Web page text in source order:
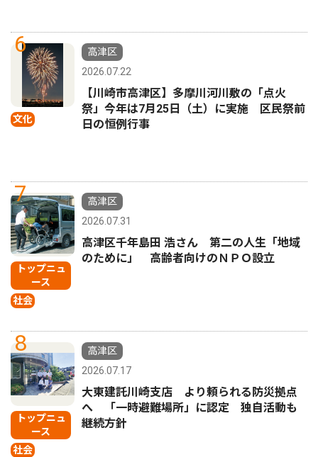
6
文化
高津区
2026.07.22
【川崎市高津区】多摩川河川敷の「点火
祭」今年は7月25日（土）に実施 区民祭前
日の恒例行事
7
トップニュ
ース
社会
高津区
2026.07.31
高津区千年島田 浩さん 第二の人生「地域
のために」 高齢者向けのＮＰＯ設立
8
トップニュ
ース
社会
高津区
2026.07.17
大東建託川崎支店 より頼られる防災拠点
へ 「一時避難場所」に認定 独自活動も
継続方針